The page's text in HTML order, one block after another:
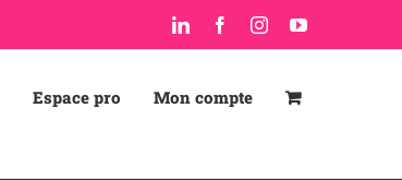
LinkedInFacebookInstagramYouTube
Espace pro Mon compte